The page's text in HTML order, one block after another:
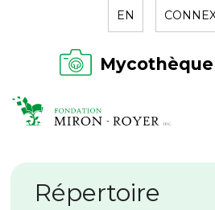
EN
LA FONDATION
NOUVELLES
Répertoire